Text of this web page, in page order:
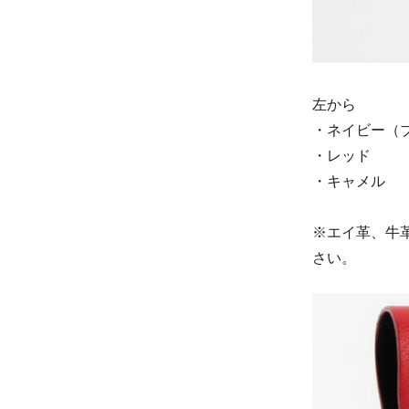
左から
・ネイビー
・レッド
・キャメル
※エイ革、牛
さい。